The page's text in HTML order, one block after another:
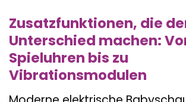
Zusatzfunktionen, die
Unterschied machen:
Spieluhren bis zu
Vibrationsmodulen